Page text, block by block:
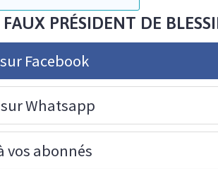
PRÉSIDENT DE
Facebook
Whatsapp
vos abonnés